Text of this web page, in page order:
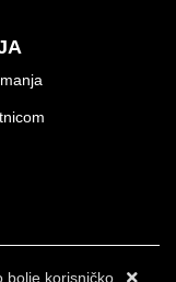
bolje korisničko